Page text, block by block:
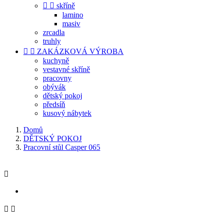
  skříně
lamino
masiv
zrcadla
truhly
  ZAKÁZKOVÁ VÝROBA
kuchyně
vestavné skříně
pracovny
obývák
dětský pokoj
předsíň
kusový nábytek
Domů
DĚTSKÝ POKOJ
Pracovní stůl Casper 065

 